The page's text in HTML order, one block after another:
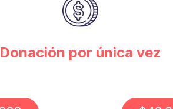
Donación por única vez